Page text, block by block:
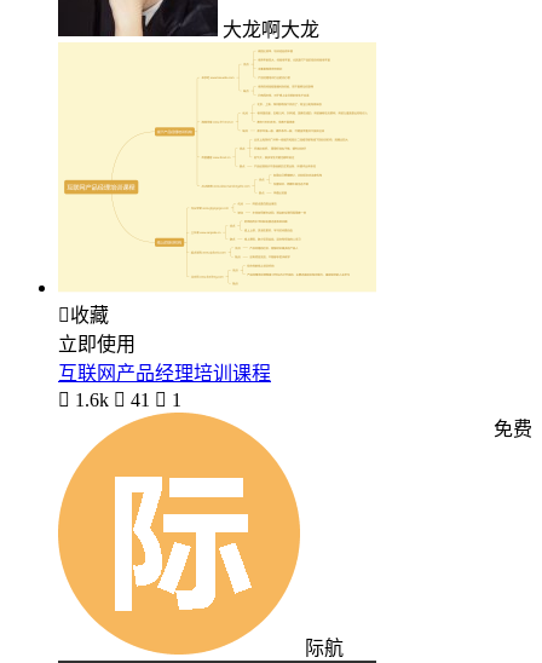
大龙啊大龙
收藏
立即使用
互联网产品经理培训课程
 1.6k  41  1
际航
免费